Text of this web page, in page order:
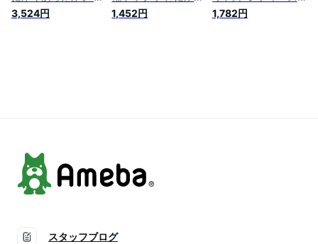
るでこたつソックス
靴下 ハイソックス
3,524円
あったかい まるでこ
たつ足首ウォーマー
1,452円
とにかくあったかい
冷え対策 発熱 フリ
1,782円
スタッフブログ